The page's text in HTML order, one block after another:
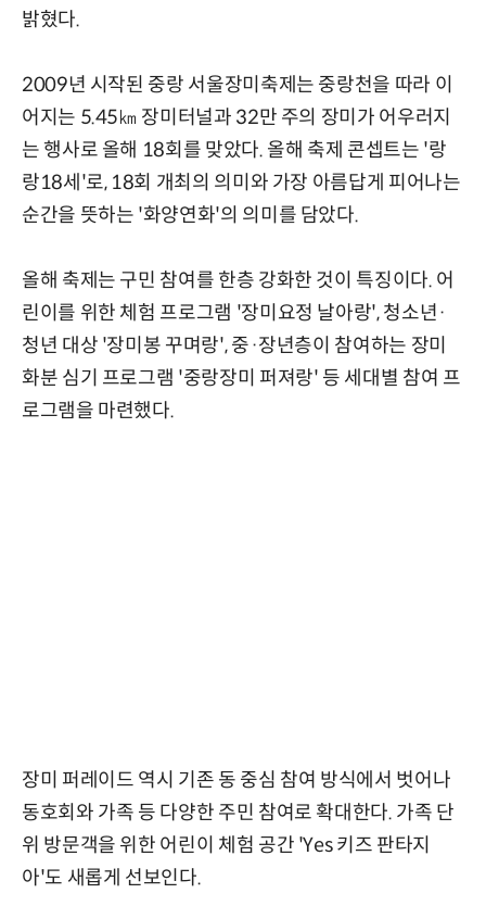
밝혔다.
2009년 시작된 중랑 서울장미축제는 중랑천을 따라 이
어지는 5.45㎞ 장미터널과 32만 주의 장미가 어우러지
는 행사로 올해 18회를 맞았다. 올해 축제 콘셉트는 '랑
랑18세'로, 18회 개최의 의미와 가장 아름답게 피어나는
순간을 뜻하는 '화양연화'의 의미를 담았다.
올해 축제는 구민 참여를 한층 강화한 것이 특징이다. 어
린이를 위한 체험 프로그램 '장미요정 날아랑', 청소년·
청년 대상 '장미봉 꾸며랑', 중·장년층이 참여하는 장미
화분 심기 프로그램 '중랑장미 퍼져랑' 등 세대별 참여 프
로그램을 마련했다.
장미 퍼레이드 역시 기존 동 중심 참여 방식에서 벗어나
동호회와 가족 등 다양한 주민 참여로 확대한다. 가족 단
위 방문객을 위한 어린이 체험 공간 'Yes 키즈 판타지
아'도 새롭게 선보인다.